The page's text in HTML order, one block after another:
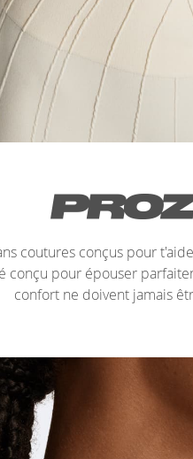
coutures conçus pour
conçu pour épouser
confort ne doivent jamais